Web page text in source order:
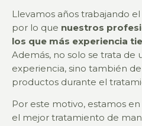
Llevamos años trabajando
por lo que nuestros
los que más experiencia
Además, no solo se trata de
experiencia, sino también
productos durante el
Por este motivo, estamos
el mejor tratamiento de